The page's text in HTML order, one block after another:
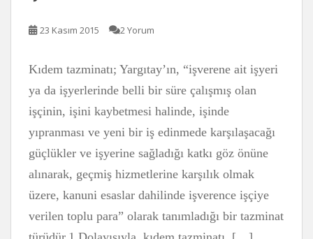
23 Kasım 2015 2 Yorum
Kıdem tazminatı; Yargıtay’ın, “işverene ait işyeri
ya da işyerlerinde belli bir süre çalışmış olan
işçinin, işini kaybetmesi halinde, işinde
yıpranması ve yeni bir iş edinmede karşılaşacağı
güçlükler ve işyerine sağladığı katkı göz önüne
alınarak, geçmiş hizmetlerine karşılık olmak
üzere, kanuni esaslar dahilinde işverence işçiye
verilen toplu para” olarak tanımladığı bir tazminat